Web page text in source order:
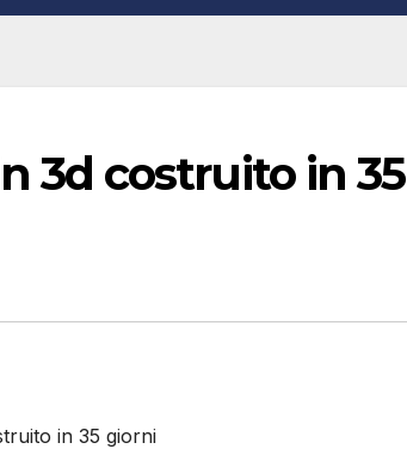
3d costruito in 35
in 35 giorni